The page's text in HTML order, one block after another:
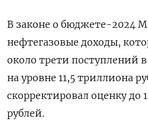
В законе о бюджете-2024
нефтегазовые доходы,
около трети поступлений
на уровне 11,5 триллиона
скорректировал оценку до
рублей.